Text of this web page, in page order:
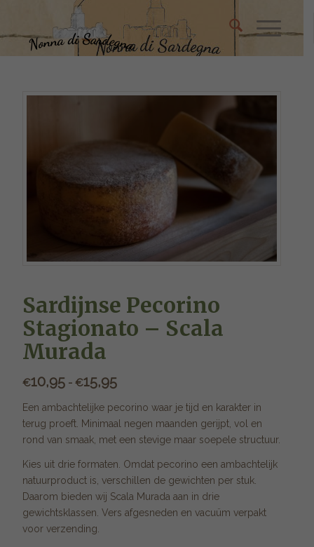
Sardijnse Pecorino
Stagionato – Scala
Murada
€10,95 - €15,95Prijsklasse:
tot
€15,95
Een ambachtelijke pecorino waar je tijd en karakter in
terug proeft. Minimaal negen maanden gerijpt, vol en
rond van smaak, met een stevige maar soepele structuur.
Kies uit drie formaten. Omdat pecorino een ambachtelijk
natuurproduct is, verschillen de gewichten per stuk.
Daarom bieden wij Scala Murada aan in drie
gewichtsklassen. Vers afgesneden en vacuüm verpakt
voor verzending.